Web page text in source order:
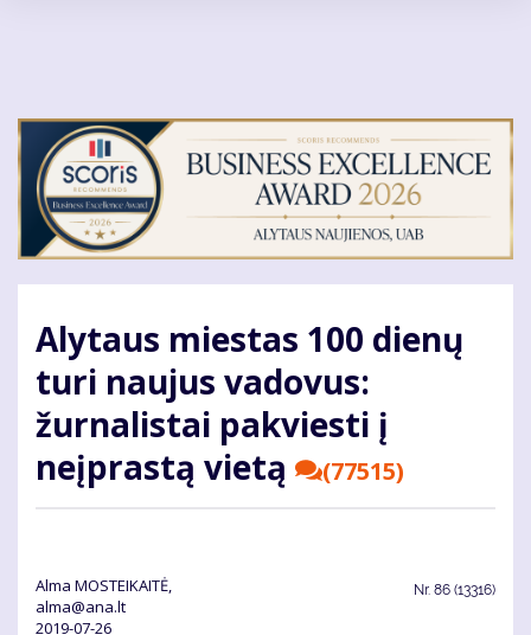
Alytaus miestas 100 dienų
turi naujus vadovus:
žurnalistai pakviesti į
neįprastą vietą
(77515)
Alma MOSTEIKAITĖ,
alma@ana.lt
2019-07-26
Nr. 86 (13316)